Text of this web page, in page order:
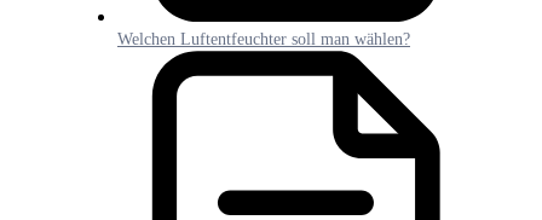
Welchen Luftentfeuchter soll man wählen?